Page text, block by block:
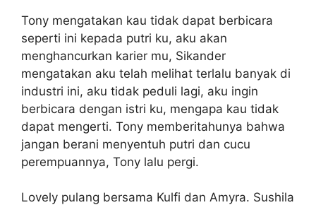
Tony mengatakan kau tidak dapat berbicara
seperti ini kepada putri ku, aku akan
menghancurkan karier mu, Sikander
mengatakan aku telah melihat terlalu banyak di
industri ini, aku tidak peduli lagi, aku ingin
berbicara dengan istri ku, mengapa kau tidak
dapat mengerti. Tony memberitahunya bahwa
jangan berani menyentuh putri dan cucu
perempuannya, Tony lalu pergi.
Lovely pulang bersama Kulfi dan Amyra. Sushila